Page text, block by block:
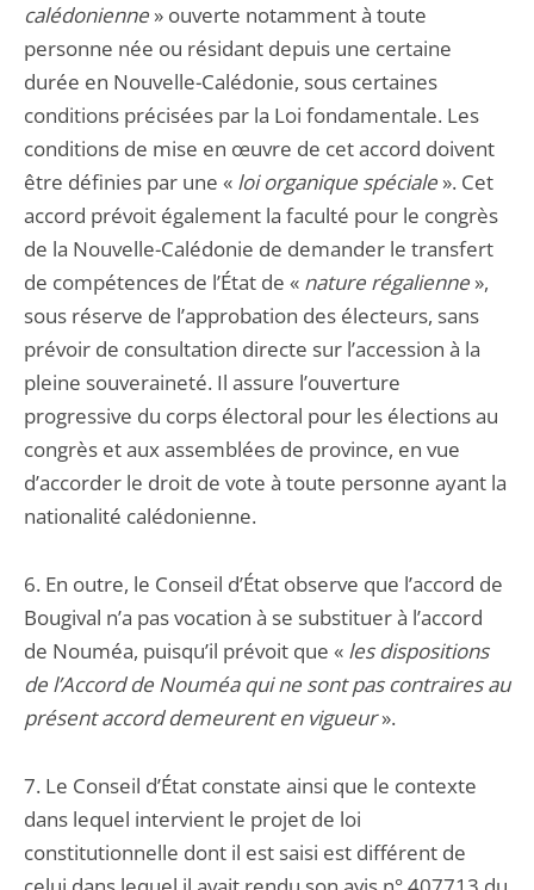
calédonienne » ouverte notamment à toute
personne née ou résidant depuis une certaine
durée en Nouvelle-Calédonie, sous certaines
conditions précisées par la Loi fondamentale. Les
conditions de mise en œuvre de cet accord doivent
être définies par une « loi organique spéciale ». Cet
accord prévoit également la faculté pour le congrès
de la Nouvelle-Calédonie de demander le transfert
de compétences de l’État de « nature régalienne »,
sous réserve de l’approbation des électeurs, sans
prévoir de consultation directe sur l’accession à la
pleine souveraineté. Il assure l’ouverture
progressive du corps électoral pour les élections au
congrès et aux assemblées de province, en vue
d’accorder le droit de vote à toute personne ayant la
nationalité calédonienne.
6. En outre, le Conseil d’État observe que l’accord de
Bougival n’a pas vocation à se substituer à l’accord
de Nouméa, puisqu’il prévoit que « les dispositions
de l’Accord de Nouméa qui ne sont pas contraires au
présent accord demeurent en vigueur».
7. Le Conseil d’État constate ainsi que le contexte
dans lequel intervient le projet de loi
constitutionnelle dont il est saisi est différent de